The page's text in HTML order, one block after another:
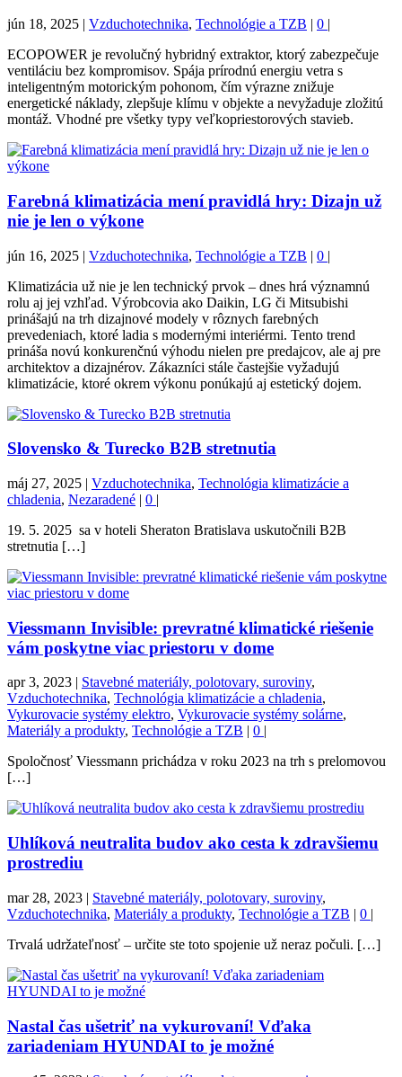
jún 18, 2025 | Vzduchotechnika, Technológie a TZB | 0 |
ECOPOWER je revolučný hybridný extraktor, ktorý zabezpečuje
ventiláciu bez kompromisov. Spája prírodnú energiu vetra s
inteligentným motorickým pohonom, čím výrazne znižuje
energetické náklady, zlepšuje klímu v objekte a nevyžaduje zložitú
montáž. Vhodné pre všetky typy veľkopriestorových stavieb.
Farebná klimatizácia mení pravidlá hry: Dizajn už
nie je len o výkone
jún 16, 2025 | Vzduchotechnika, Technológie a TZB | 0 |
Klimatizácia už nie je len technický prvok – dnes hrá významnú
rolu aj jej vzhľad. Výrobcovia ako Daikin, LG či Mitsubishi
prinášajú na trh dizajnové modely v rôznych farebných
prevedeniach, ktoré ladia s modernými interiérmi. Tento trend
prináša novú konkurenčnú výhodu nielen pre predajcov, ale aj pre
architektov a dizajnérov. Zákazníci stále častejšie vyžadujú
klimatizácie, ktoré okrem výkonu ponúkajú aj estetický dojem.
Slovensko & Turecko B2B stretnutia
máj 27, 2025 | Vzduchotechnika, Technológia klimatizácie a
chladenia, Nezaradené | 0 |
19. 5. 2025 sa v hoteli Sheraton Bratislava uskutočnili B2B
stretnutia […]
Viessmann Invisible: prevratné klimatické riešenie
vám poskytne viac priestoru v dome
apr 3, 2023 | Stavebné materiály, polotovary, suroviny,
Vzduchotechnika, Technológia klimatizácie a chladenia,
Vykurovacie systémy elektro, Vykurovacie systémy solárne,
Materiály a produkty, Technológie a TZB | 0 |
Spoločnosť Viessmann prichádza v roku 2023 na trh s prelomovou
[…]
Uhlíková neutralita budov ako cesta k zdravšiemu
prostrediu
mar 28, 2023 | Stavebné materiály, polotovary, suroviny,
Vzduchotechnika, Materiály a produkty, Technológie a TZB | 0 |
Trvalá udržateľnosť –⁠ určite ste toto spojenie už neraz počuli. […]
Nastal čas ušetriť na vykurovaní! Vďaka
zariadeniam HYUNDAI to je možné